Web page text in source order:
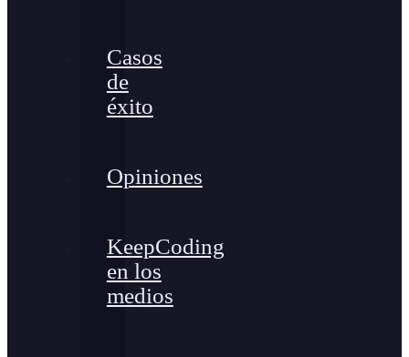
Casos
de
éxito
Opiniones
KeepCoding
en los
medios